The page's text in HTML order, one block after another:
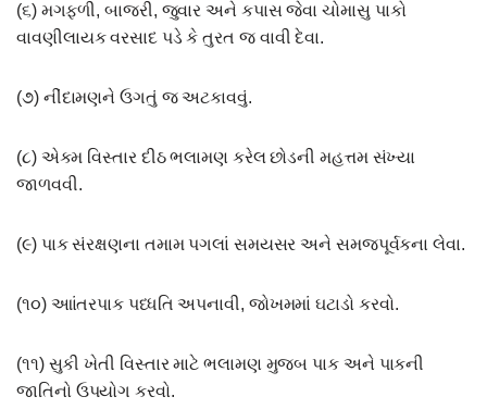
(૬) મગફળી, બાજરી, જુવાર અને કપાસ જેવા ચોમાસુ પાકો
વાવણીલાયક વરસાદ પડે કે તુરત જ વાવી દેવા.
(૭) નીંદામણને ઉગતું જ અટકાવવું.
(૮) એકમ વિસ્તાર દીઠ ભલામણ કરેલ છોડની મહત્તમ સંખ્યા
જાળવવી.
(૯) પાક સંરક્ષણના તમામ પગલાં સમયસર અને સમજપૂર્વકના લેવા.
(૧૦) આાંતરપાક પધ્ધતિ અપનાવી, જોખમમાં ઘટાડો કરવો.
(૧૧) સુકી ખેતી વિસ્તાર માટે ભલામણ મુજબ પાક અને પાકની
જાતિનો ઉપયોગ કરવો.